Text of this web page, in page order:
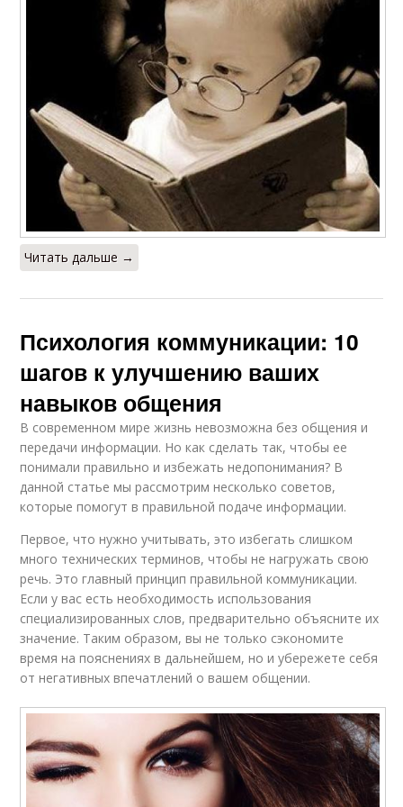
Читать дальше →
Психология коммуникации: 10
шагов к улучшению ваших
навыков общения
В современном мире жизнь невозможна без общения и
передачи информации. Но как сделать так, чтобы ее
понимали правильно и избежать недопонимания? В
данной статье мы рассмотрим несколько советов,
которые помогут в правильной подаче информации.
Первое, что нужно учитывать, это избегать слишком
много технических терминов, чтобы не нагружать свою
речь. Это главный принцип правильной коммуникации.
Если у вас есть необходимость использования
специализированных слов, предварительно объясните их
значение. Таким образом, вы не только сэкономите
время на пояснениях в дальнейшем, но и убережете себя
от негативных впечатлений о вашем общении.